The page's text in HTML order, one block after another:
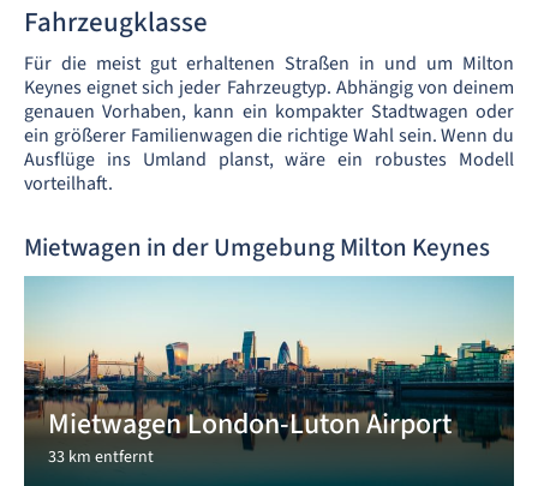
Fahrzeugklasse
Für die meist gut erhaltenen Straßen in und um Milton
Keynes eignet sich jeder Fahrzeugtyp. Abhängig von deinem
genauen Vorhaben, kann ein kompakter Stadtwagen oder
ein größerer Familienwagen die richtige Wahl sein. Wenn du
Ausflüge ins Umland planst, wäre ein robustes Modell
vorteilhaft.
Mietwagen in der Umgebung Milton Keynes
Mietwagen London-Luton Airport
33 km entfernt